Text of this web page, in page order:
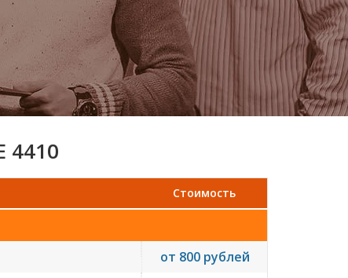
4410
Стоимость
от 800 рублей